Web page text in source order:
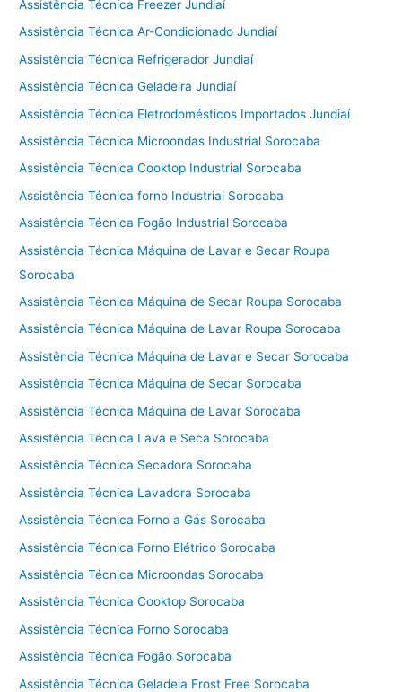
Assistência Técnica Freezer Jundiaí
Assistência Técnica Ar-Condicionado Jundiaí
Assistência Técnica Refrigerador Jundiaí
Assistência Técnica Geladeira Jundiaí
Assistência Técnica Eletrodomésticos Importados Jundiaí
Assistência Técnica Microondas Industrial Sorocaba
Assistência Técnica Cooktop Industrial Sorocaba
Assistência Técnica forno Industrial Sorocaba
Assistência Técnica Fogão Industrial Sorocaba
Assistência Técnica Máquina de Lavar e Secar Roupa
Sorocaba
Assistência Técnica Máquina de Secar Roupa Sorocaba
Assistência Técnica Máquina de Lavar Roupa Sorocaba
Assistência Técnica Máquina de Lavar e Secar Sorocaba
Assistência Técnica Máquina de Secar Sorocaba
Assistência Técnica Máquina de Lavar Sorocaba
Assistência Técnica Lava e Seca Sorocaba
Assistência Técnica Secadora Sorocaba
Assistência Técnica Lavadora Sorocaba
Assistência Técnica Forno a Gás Sorocaba
Assistência Técnica Forno Elétrico Sorocaba
Assistência Técnica Microondas Sorocaba
Assistência Técnica Cooktop Sorocaba
Assistência Técnica Forno Sorocaba
Assistência Técnica Fogão Sorocaba
Assistência Técnica Geladeia Frost Free Sorocaba